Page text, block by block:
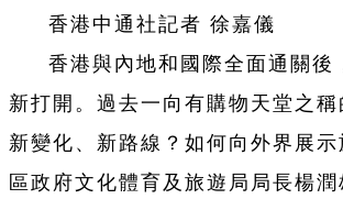
香港中通社記者 徐嘉儀
香港與內地和國際全面通關後
新打開。過去一向有購物天堂之
新變化、新路線？如何向外界展
區政府文化體育及旅遊局局長楊